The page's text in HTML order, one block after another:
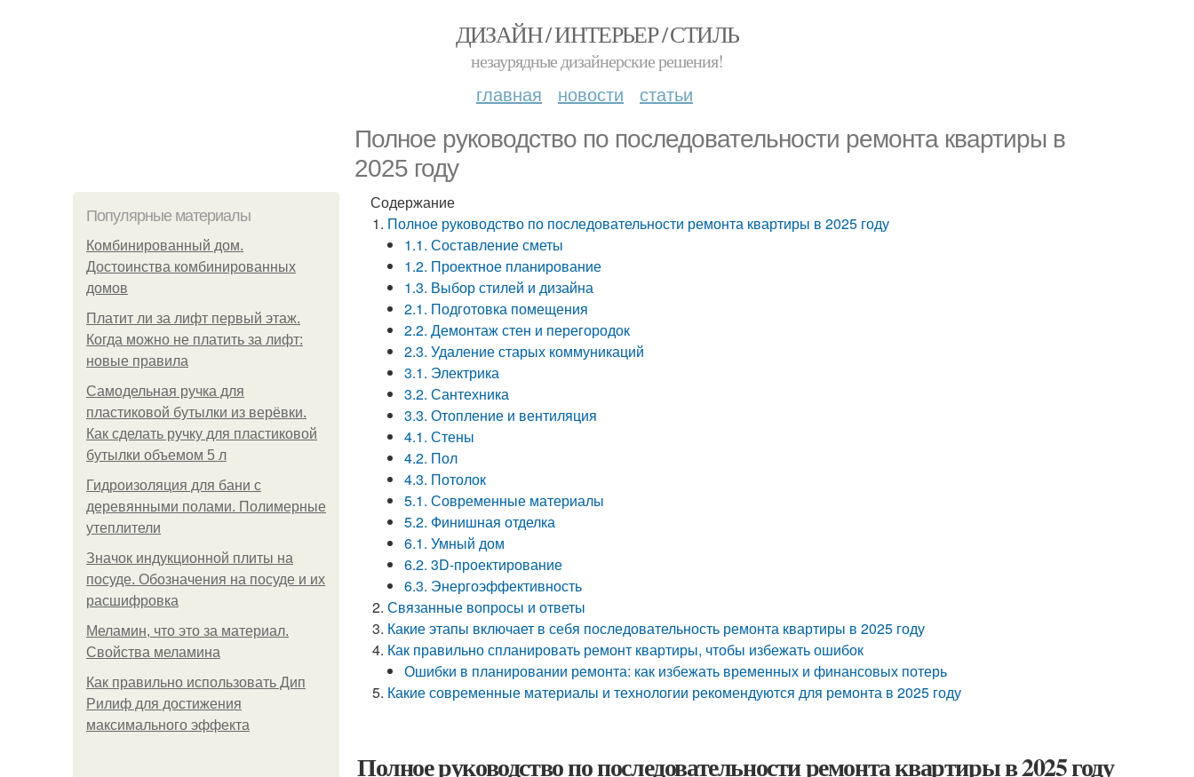
ДИЗАЙН / ИНТЕРЬЕР / СТИЛЬ
незаурядные дизайнерские решения!
главная новости статьи
Полное руководство по последовательности ремонта квартиры в
2025 году
Популярные материалы
Комбинированный дом.
Достоинства комбинированных
домов
Платит ли за лифт первый этаж.
Когда можно не платить за лифт:
новые правила
Самодельная ручка для
пластиковой бутылки из верёвки.
Как сделать ручку для пластиковой
бутылки объемом 5 л
Гидроизоляция для бани с
деревянными полами. Полимерные
утеплители
Значок индукционной плиты на
посуде. Обозначения на посуде и их
расшифровка
Меламин, что это за материал.
Свойства меламина
Как правильно использовать Дип
Рилиф для достижения
максимального эффекта
Содержание
Полное руководство по последовательности ремонта квартиры в 2025 году
1.1. Составление сметы
1.2. Проектное планирование
1.3. Выбор стилей и дизайна
2.1. Подготовка помещения
2.2. Демонтаж стен и перегородок
2.3. Удаление старых коммуникаций
3.1. Электрика
3.2. Сантехника
3.3. Отопление и вентиляция
4.1. Стены
4.2. Пол
4.3. Потолок
5.1. Современные материалы
5.2. Финишная отделка
6.1. Умный дом
6.2. 3D-проектирование
6.3. Энергоэффективность
Связанные вопросы и ответы
Какие этапы включает в себя последовательность ремонта квартиры в 2025 году
Как правильно спланировать ремонт квартиры, чтобы избежать ошибок
Ошибки в планировании ремонта: как избежать временных и финансовых потерь
Какие современные материалы и технологии рекомендуются для ремонта в 2025 году
Полное руководство по последовательности ремонта квартиры в 2025 году